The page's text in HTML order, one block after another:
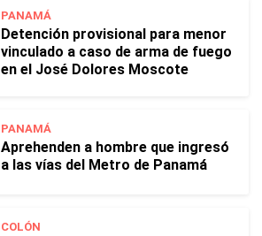
PANAMÁ
Detención provisional para menor
vinculado a caso de arma de fuego
en el José Dolores Moscote
PANAMÁ
Aprehenden a hombre que ingresó
a las vías del Metro de Panamá
COLÓN